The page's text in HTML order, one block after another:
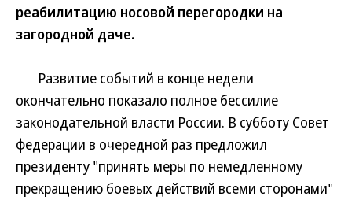
реабилитацию носовой перегородки на
загородной даче.
Развитие событий в конце недели
окончательно показало полное бессилие
законодательной власти России. В субботу Совет
федерации в очередной раз предложил
президенту "принять меры по немедленному
прекращению боевых действий всеми сторонами"